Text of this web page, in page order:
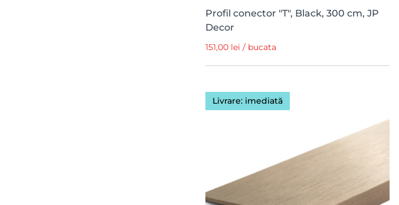
Profil conector "T", Black, 300 cm, JP
Decor
151,00 lei / bucata
Livrare: imediată